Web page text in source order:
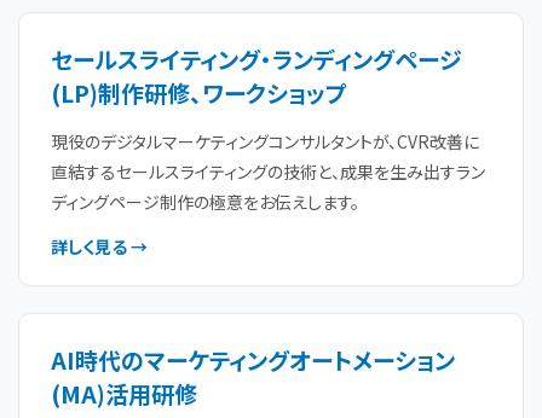
セールスライティング・ランディングページ
(LP)制作研修、ワークショップ
現役のデジタルマーケティングコンサルタントが、CVR改善に
直結するセールスライティングの技術と、成果を生み出すラン
ディングページ制作の極意をお伝えします。
詳しく見る →
AI時代のマーケティングオートメーション
(MA)活用研修